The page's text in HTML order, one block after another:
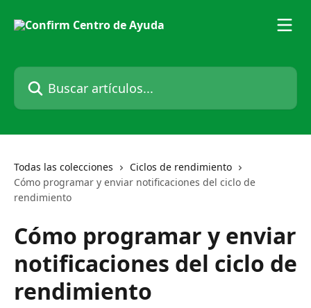
Buscar artículos...
Todas las colecciones
Ciclos de rendimiento
Cómo programar y enviar notificaciones del ciclo de
rendimiento
Cómo programar y enviar
notificaciones del ciclo de
rendimiento